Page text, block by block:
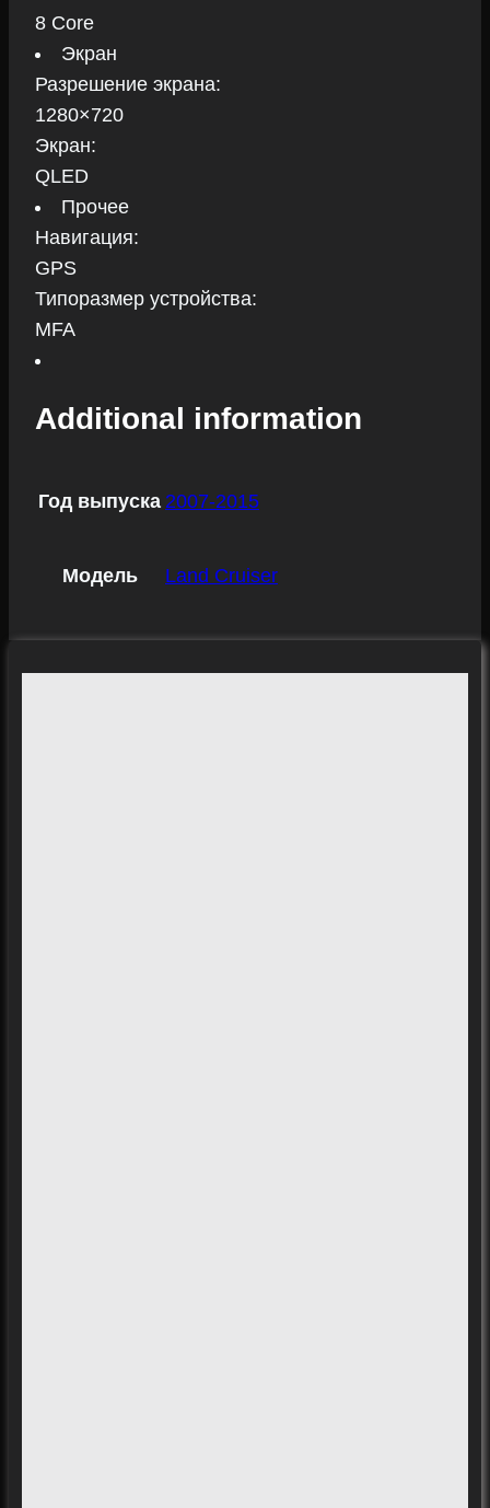
8 Core
Экран
Разрешение экрана:
1280×720
Экран:
QLED
Прочее
Навигация:
GPS
Типоразмер устройства:
MFA
Additional information
Год выпуска 2007-2015
Модель Land Cruiser